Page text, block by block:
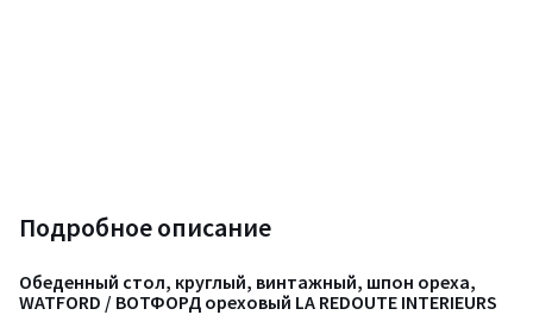
Подробное описание
Обеденный стол, круглый, винтажный, шпон ореха,
WATFORD / ВОТФОРД ореховый LA REDOUTE INTERIEURS